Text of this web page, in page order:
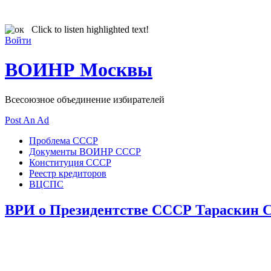
Click to listen highlighted text!
Войти
ВОИНР Москвы
Всесоюзное объединение избирателей
Post An Ad
Проблема СССР
Документы ВОИНР СССР
Конституция СССР
Реестр кредиторов
ВЦСПС
ВРИ о Президентстве СССР Тараскин